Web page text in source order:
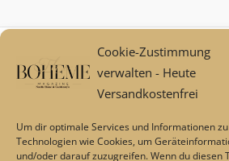
Cookie-Zustimmung
verwalten - Heute
Versandkostenfrei
Um dir optimale Services und Informationen
Technologien wie Cookies, um
und/oder darauf zuzugreifen. Wenn du diesen
Mein Konto
Zahlungsarten
Versand und
AGB